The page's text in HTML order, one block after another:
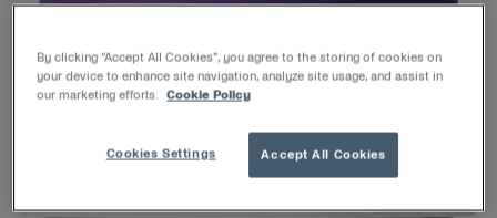
By clicking “Accept All Cookies”, you agree to the storing of cookies on
your device to enhance site navigation, analyze site usage, and assist in
our marketing efforts.
Cookie Policy
Accept All Cookies
Cookies Settings